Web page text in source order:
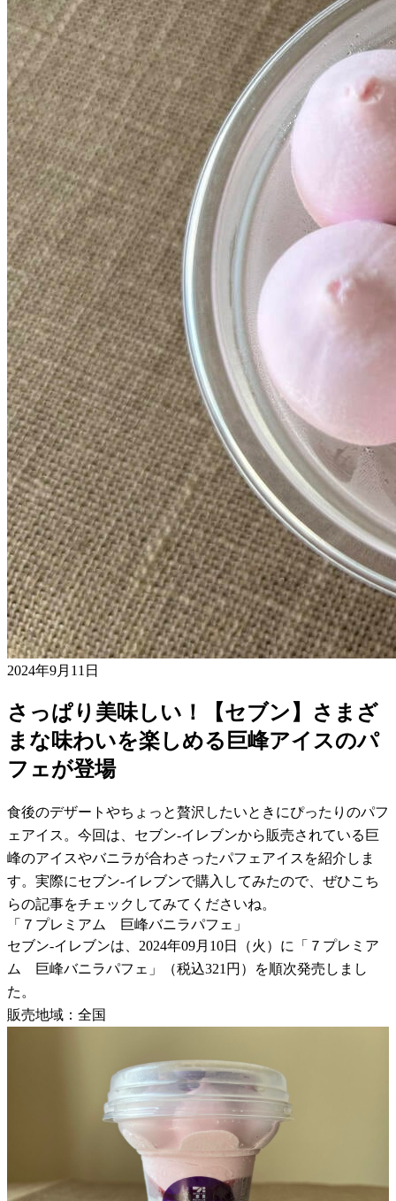
2024年9月11日
さっぱり美味しい！【セブン】さまざ
まな味わいを楽しめる巨峰アイスのパ
フェが登場
食後のデザートやちょっと贅沢したいときにぴったりのパフ
ェアイス。今回は、セブン-イレブンから販売されている巨
峰のアイスやバニラが合わさったパフェアイスを紹介しま
す。実際にセブン-イレブンで購入してみたので、ぜひこち
らの記事をチェックしてみてくださいね。
「７プレミアム 巨峰バニラパフェ」
セブン-イレブンは、2024年09月10日（火）に「７プレミア
ム 巨峰バニラパフェ」（税込321円）を順次発売しまし
た。
販売地域：全国